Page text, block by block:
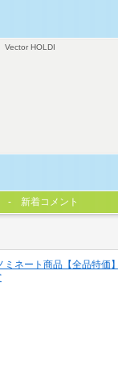
Vector HOLDI
新着コメント